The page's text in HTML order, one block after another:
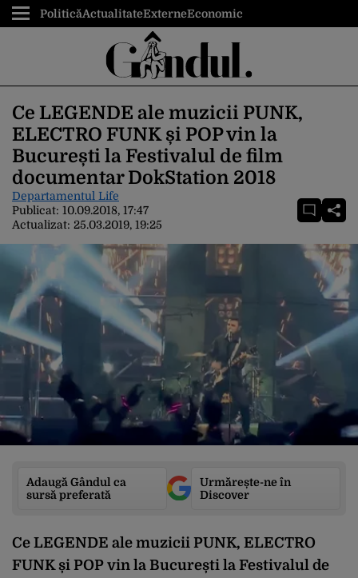
PoliticăActualitateExterneEconomic
Ce LEGENDE ale muzicii PUNK,
ELECTRO FUNK și POP vin la
București la Festivalul de film
documentar DokStation 2018
Departamentul Life
Publicat: 10.09.2018, 17:47
Actualizat: 25.03.2019, 19:25
Adaugă Gândul ca
sursă preferată
Urmărește-ne în
Discover
Ce LEGENDE ale muzicii PUNK, ELECTRO
FUNK și POP vin la București la Festivalul de